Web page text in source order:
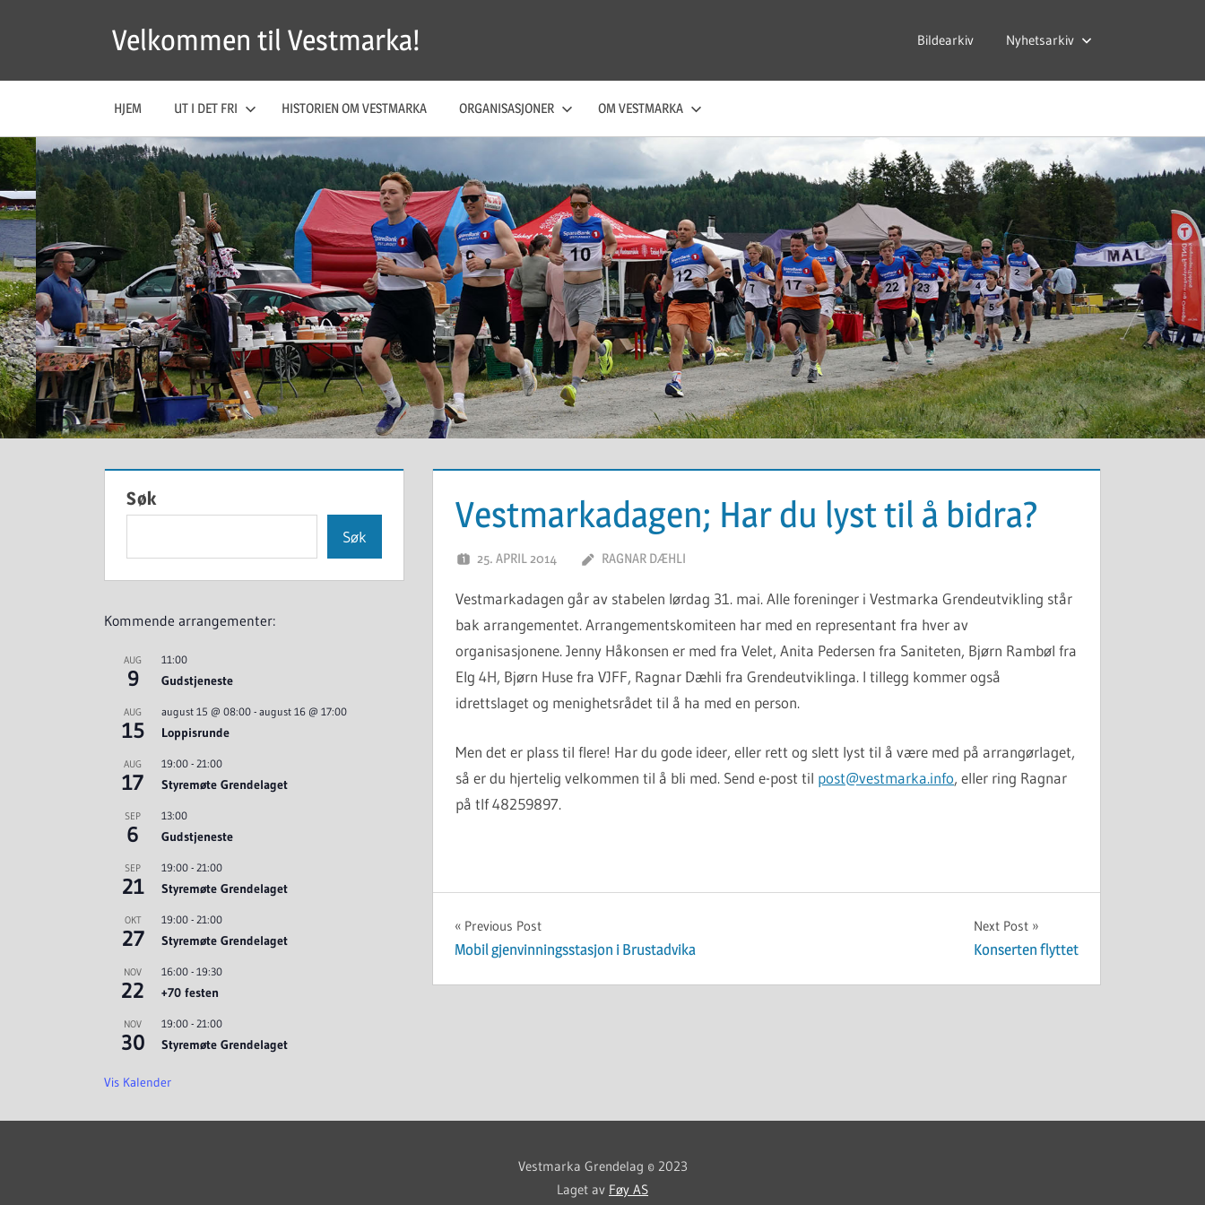
Velkommen til Vestmarka! Bildearkiv Nyhetsarkiv
HJEM UT I DET FRI HISTORIEN OM VESTMARKA ORGANISASJONER OM VESTMARKA
Vestmarkadagen; Har du lyst til å bidra?
25. APRIL 2014 RAGNAR DÆHLI
Vestmarkadagen går av stabelen lørdag 31. mai. Alle foreninger i Vestmarka Grendeutvikling står
bak arrangementet. Arrangementskomiteen har med en representant fra hver av
organisasjonene. Jenny Håkonsen er med fra Velet, Anita Pedersen fra Saniteten, Bjørn Rambøl fra
Elg 4H, Bjørn Huse fra VJFF, Ragnar Dæhli fra Grendeutviklinga. I tillegg kommer også
idrettslaget og menighetsrådet til å ha med en person.
Men det er plass til flere! Har du gode ideer, eller rett og slett lyst til å være med på arrangørlaget,
så er du hjertelig velkommen til å bli med. Send e-post til post@vestmarka.info, eller ring Ragnar
på tlf 48259897.
Innleggsnavigasjon
Previous Post
Mobil gjenvinningsstasjon i Brustadvika
Next Post
Konserten flyttet
Søk
Søk
Kommende arrangementer:
AUG
9
11:00
Gudstjeneste
AUG
15
august 15 @ 08:00 - august 16 @ 17:00
Loppisrunde
AUG
17
19:00 - 21:00
Styremøte Grendelaget
SEP
6
13:00
Gudstjeneste
SEP
21
19:00 - 21:00
Styremøte Grendelaget
OKT
27
19:00 - 21:00
Styremøte Grendelaget
NOV
22
16:00 - 19:30
+70 festen
NOV
30
19:00 - 21:00
Styremøte Grendelaget
Vis Kalender
Vestmarka Grendelag © 2023
Laget av Føy AS